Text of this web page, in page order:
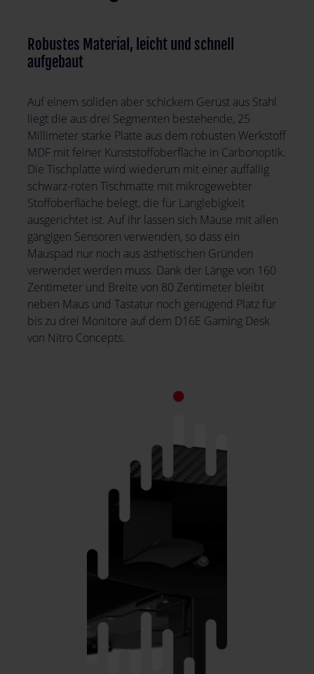
Robustes Material, leicht und schnell
aufgebaut
Auf einem soliden aber schickem Gerüst aus Stahl
liegt die aus drei Segmenten bestehende, 25
Millimeter starke Platte aus dem robusten Werkstoff
MDF mit feiner Kunststoffoberfläche in Carbonoptik.
Die Tischplatte wird wiederum mit einer auffällig
schwarz-roten Tischmatte mit mikrogewebter
Stoffoberfläche belegt, die für Langlebigkeit
ausgerichtet ist. Auf ihr lassen sich Mäuse mit allen
gängigen Sensoren verwenden, so dass ein
Mauspad nur noch aus ästhetischen Gründen
verwendet werden muss. Dank der Länge von 160
Zentimeter und Breite von 80 Zentimeter bleibt
neben Maus und Tastatur noch genügend Platz für
bis zu drei Monitore auf dem D16E Gaming Desk
von Nitro Concepts.